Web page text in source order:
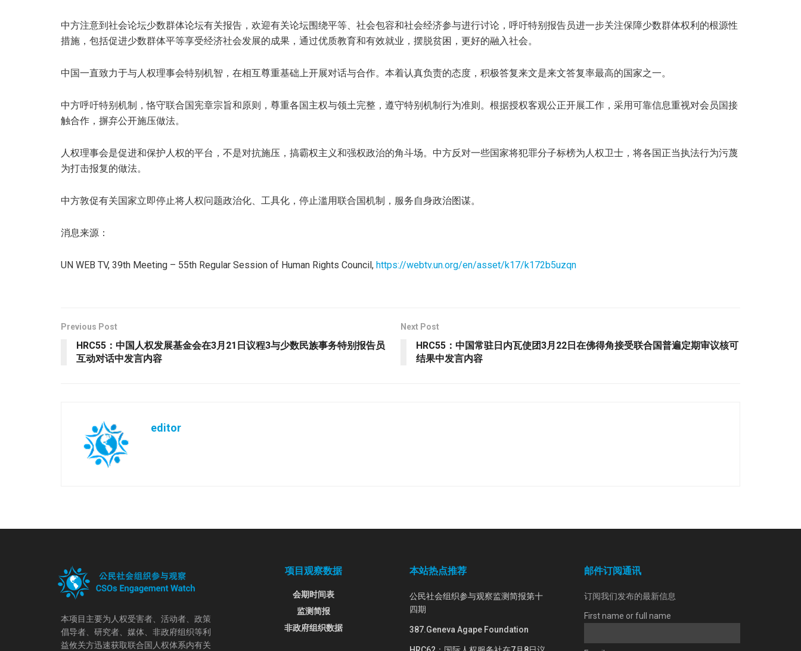
中方注意到社会论坛少数群体论坛有关报告，欢迎有关论坛围绕平等、社会包容和社会经济参与进行讨论，呼吁特别报告员进一步关注保障少数群体权利的根源性
措施，包括促进少数群体平等享受经济社会发展的成果，通过优质教育和有效就业，摆脱贫困，更好的融入社会。
中国一直致力于与人权理事会特别机智，在相互尊重基础上开展对话与合作。本着认真负责的态度，积极答复来文是来文答复率最高的国家之一。
中方呼吁特别机制，恪守联合国宪章宗旨和原则，尊重各国主权与领土完整，遵守特别机制行为准则。根据授权客观公正开展工作，采用可靠信息重视对会员国接
触合作，摒弃公开施压做法。
人权理事会是促进和保护人权的平台，不是对抗施压，搞霸权主义和强权政治的角斗场。中方反对一些国家将犯罪分子标榜为人权卫士，将各国正当执法行为污蔑
为打击报复的做法。
中方敦促有关国家立即停止将人权问题政治化、工具化，停止滥用联合国机制，服务自身政治图谋。
消息来源：
UN WEB TV, 39th Meeting – 55th Regular Session of Human Rights Council, https://webtv.un.org/en/asset/k17/k172b5uzqn
Previous Post
HRC55：中国人权发展基金会在3月21日议程3与少数民族事务特别报告员
互动对话中发言内容
Next Post
HRC55：中国常驻日内瓦使团3月22日在佛得角接受联合国普遍定期审议核可
结果中发言内容
editor
本项目主要为人权受害者、活动者、政策
倡导者、研究者、媒体、非政府组织等利
益攸关方迅速获取联合国人权体系内有关
项目观察数据
会期时间表
监测简报
非政府组织数据
本站热点推荐
公民社会组织参与观察监测简报第十
四期
387.Geneva Agape Foundation
邮件订阅通讯
订阅我们发布的最新信息
First name or full name